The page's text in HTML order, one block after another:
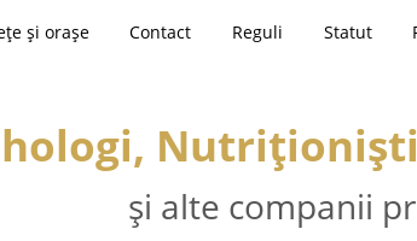
și orașe Contact Reguli Statut
și alte companii